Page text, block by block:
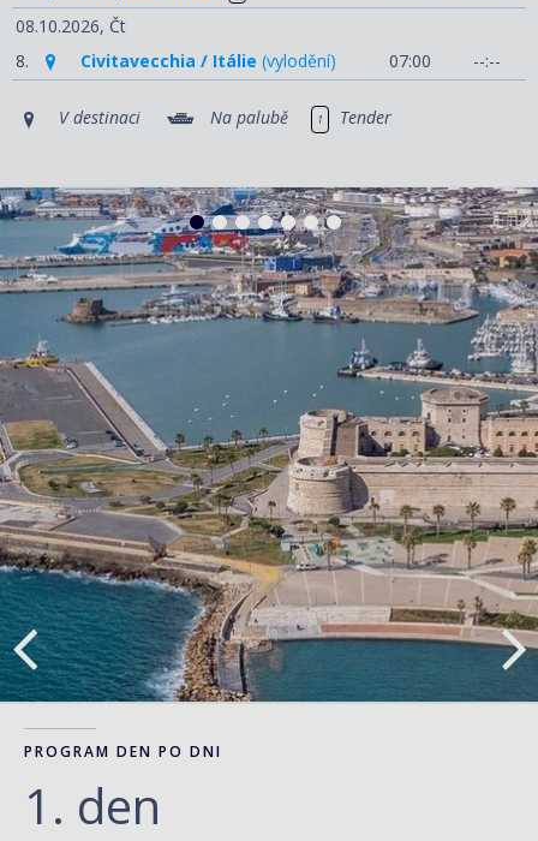
08.10.2026, Čt
8.
Civitavecchia / Itálie (vylodění) 07:00 --:--
V destinaci Na palubě 1 Tender
PROGRAM DEN PO DNI
1. den